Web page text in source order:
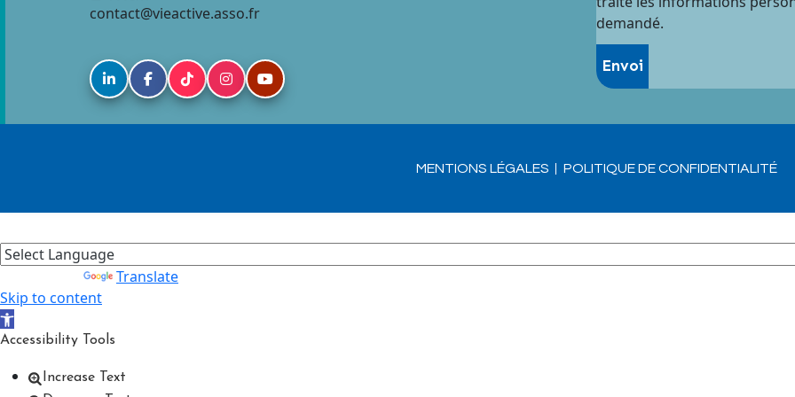
contact@vieactive.asso.fr
demandé.
MENTIONS LÉGALES POLITIQUE DE CONFIDENTIALITÉ
Translate
Skip to content
Open toolbar
Accessibility Tools
Increase Text